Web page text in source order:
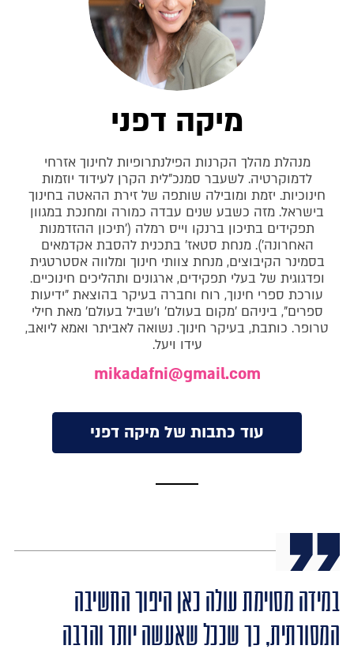
מיקה דפני
מנהלת מהלך הקרנות הפילנתרופיות לחינוך אזרחי
לדמוקרטיה. לשעבר סמנכ"לית הקרן לעידוד יוזמות
חינוכיות. יזמת ומובילה שותפה של זירת ההאטה בחינוך
בישראל. מזה כשבע שנים עבדה כמורה ומחנכת במגוון
תפקידים בתיכון ברנקו וייס רמלה ('תיכון ההזדמנות
האחרונה'). מנחת סטאז' בתכנית להסבת אקדמאים
בסמינר הקיבוצים, מנחת צוותי חינוך ומלווה אסטרטגית
ופדגוגית של בעלי תפקידים, ארגונים ותהליכים חינוכיים.
עורכת ספרי חינוך, רוח וחברה בעיקר בהוצאת "ידיעות
ספרים", ביניהם 'מקום בעולם' ו'שביל בעולם' מאת חילי
טרופר. כותבת, בעיקר חינוך. נשואה לאביתר ואמא ליואב,
עידו ויעל.
mikadafni@gmail.com
עוד כתבות של מיקה דפני
במידה מסוימת עולה כאן היפוך החשיבה
המסורתית, כך שככל שאעשה יותר והרבה